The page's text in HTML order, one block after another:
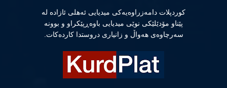
كوردپلات دامەزراوەیەكی میدیایی ئەهلی ئازادە لە
پێناو مۆدێلێكی نوێی میدیایی باوەڕپێكراو و بوونە
سەرچاوەی هەواڵ و زانیاری دروستدا كاردەكات.